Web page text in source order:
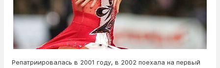
Репатриировалась в 2001 году, в 2002 поехала на первый